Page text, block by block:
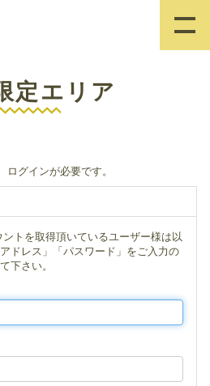
定エリア
グインが必要です。
トを取得頂いているユーザー様は以
ドレス」「パスワード」をご入力の
下さい。